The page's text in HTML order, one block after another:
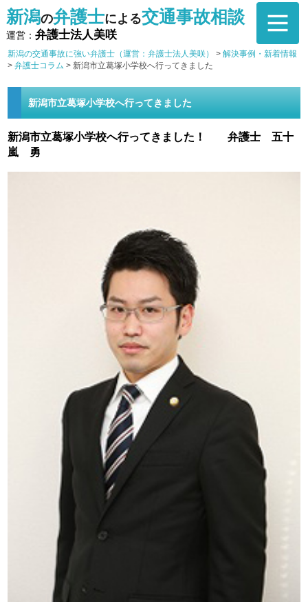
新潟の弁護士による交通事故相談
運営： 弁護士法人美咲
新潟の交通事故に強い弁護士（運営：弁護士法人美咲） >解決事例・新着情報
>弁護士コラム > 新潟市立葛塚小学校へ行ってきました
新潟市立葛塚小学校へ行ってきました
新潟市立葛塚小学校へ行ってきました！ 弁護士 五十
嵐 勇